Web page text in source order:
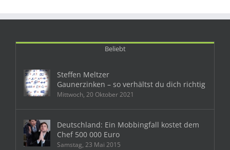
Beliebt
Steffen Meltzer
Gaunerzinken – so verhältst du dich richtig
Mittwoch, 20 Oktober 2021
Deutschland: Ein Mobbingfall kostet dem
Chef 500 000 Euro
Samstag, 23 Mai 2015